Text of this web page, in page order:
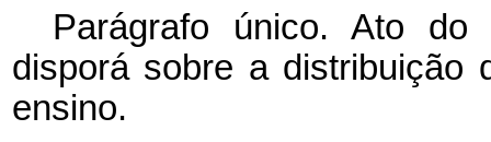
Parágrafo único. Ato
disporá sobre a distribuição
ensino.